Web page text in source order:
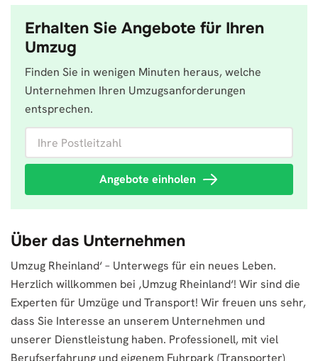
Erhalten Sie Angebote für Ihren
Umzug
Finden Sie in wenigen Minuten heraus, welche
Unternehmen Ihren Umzugsanforderungen
entsprechen.
Angebote einholen
Über das Unternehmen
Umzug Rheinland‘ – Unterwegs für ein neues Leben.
Herzlich willkommen bei ‚Umzug Rheinland‘! Wir sind die
Experten für Umzüge und Transport! Wir freuen uns sehr,
dass Sie Interesse an unserem Unternehmen und
unserer Dienstleistung haben. Professionell, mit viel
Berufserfahrung und eigenem Fuhrpark (Transporter)